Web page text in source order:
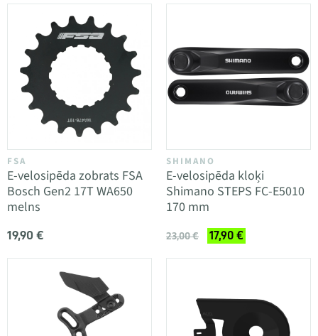
FSA
E-velosipēda zobrats FSA
Bosch Gen2 17T WA650
melns
19,90 €
SHIMANO
E-velosipēda kloķi
Shimano STEPS FC-E5010
170 mm
23,00 € 17,90 €